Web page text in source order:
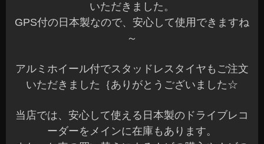
いただきました。
GPS付の日本製なので、安心して使用できますね
～
アルミホイール付でスタッドレスタイヤもご注文
いただきました｛ありがとうございました☆
当店では、安心して使える日本製のドライブレコ
ーダーをメインに在庫もあります。